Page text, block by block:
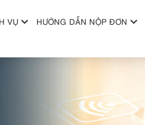
VỤ HƯỚNG DẪN NỘP ĐƠN